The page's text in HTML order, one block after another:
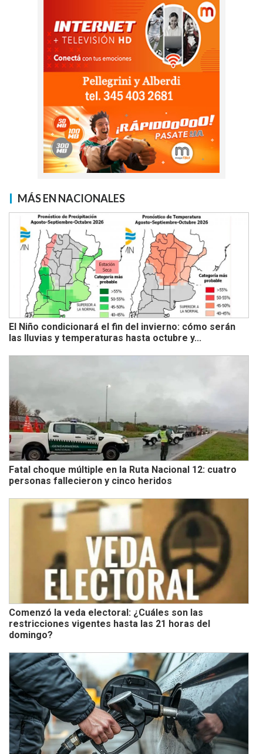
MÁS EN NACIONALES
El Niño condicionará el fin del invierno: cómo serán
las lluvias y temperaturas hasta octubre y...
Fatal choque múltiple en la Ruta Nacional 12: cuatro
personas fallecieron y cinco heridos
Comenzó la veda electoral: ¿Cuáles son las
restricciones vigentes hasta las 21 horas del
domingo?